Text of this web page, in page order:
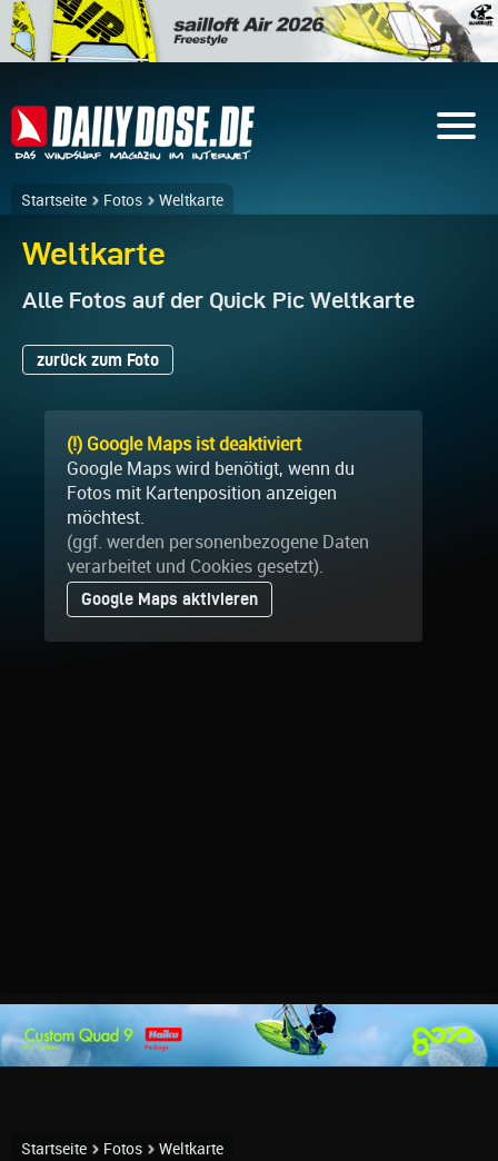
Startseite Fotos Weltkarte
Weltkarte
Alle Fotos auf der Quick Pic Weltkarte
zurück zum Foto
(!) Google Maps ist deaktiviert
Google Maps wird benötigt, wenn du
Fotos mit Kartenposition anzeigen
möchtest.
(ggf. werden personen­bezogene Daten
verarbeitet und Cookies gesetzt).
Google Maps aktivieren
Startseite Fotos Weltkarte